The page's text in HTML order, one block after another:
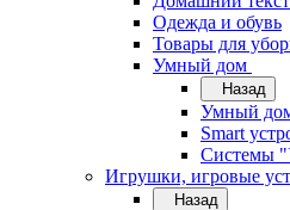
Одежда и обувь
Товары для
Умный дом
Назад
Умный
Smart
Системы
Игрушки, игровые
Назад